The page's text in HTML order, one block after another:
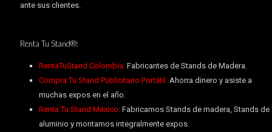
ante sus clientes.
Renta Tu Stand®:
RentaTuStand Colombia: Fabricantes de Stands de Madera.
Compra Tu Stand Publicitario Portátil:Ahorra dinero y asiste a
muchas expos en el año.
Renta Tu Stand México:Fabricamos Stands de madera, Stands de
aluminio y montamos integralmente expos.